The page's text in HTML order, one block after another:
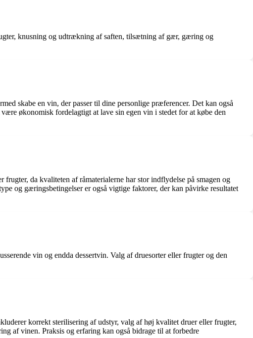
knusning og udtrækning af saften, tilsætning af gær, gæring og
skabe en vin, der passer til dine personlige præferencer. Det kan også
økonomisk fordelagtigt at lave sin egen vin i stedet for at købe den
da kvaliteten af ​​råmaterialerne har stor indflydelse på smagen og
og gæringsbetingelser er også vigtige faktorer, der kan påvirke resultatet
vin og endda dessertvin. Valg af druesorter eller frugter og den
korrekt sterilisering af udstyr, valg af høj kvalitet druer eller frugter,
af vinen. Praksis og erfaring kan også bidrage til at forbedre